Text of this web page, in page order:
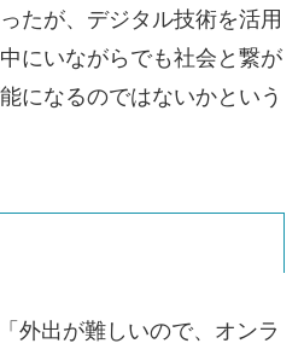
たが、デジタル技術を活用
にいながらでも社会と繋が
になるのではないかという
外出が難しいので、オンラ